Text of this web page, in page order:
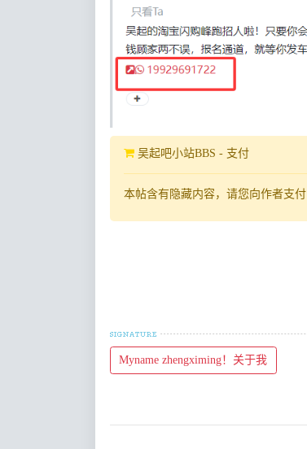
吴起吧小站BBS - 支付
本帖含有隐藏内容，请您向作者支付
Myname zhengximing！关于我